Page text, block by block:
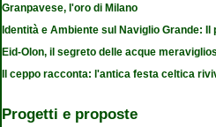
Granpavese, l'oro di Milano
Identità e Ambiente sul Naviglio Grande: Il
Eid-Olon, il segreto delle acque
Il ceppo racconta: l'antica festa celtica
Progetti e proposte